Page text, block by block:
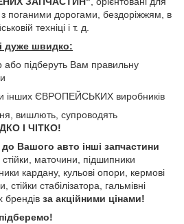
з поганими дорогами, бездоріжжям, в
техніці і т. д.
дуже швидко:
або підберуть Вам правильну
інших ЄВРОПЕЙСЬКИХ виробників
вишлють, супроводять
І ЧІТКО!
Вашого авто інші запчастини
маточини, підшипники
кардану, кульові опори, кермові
стійки стабілізатора, гальмівні
брендів за акційними цінами!